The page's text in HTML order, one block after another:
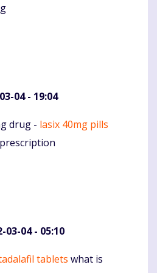
04 - 19:04
drug - lasix 40mg pills
03-04 - 05:10
tablets what is